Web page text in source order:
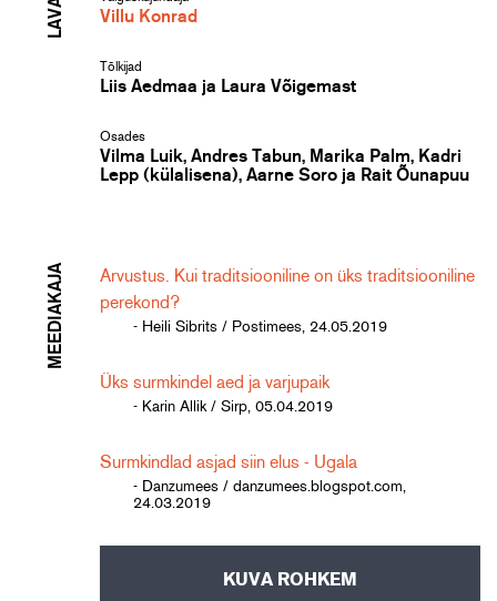
Villu Konrad
Tõlkijad
Liis Aedmaa ja Laura Võigemast
Osades
Vilma Luik, Andres Tabun, Marika Palm, Kadri
Lepp (külalisena), Aarne Soro ja Rait Õunapuu
MEEDIAKAJA
Arvustus. Kui traditsiooniline on üks traditsiooniline
perekond?
- Heili Sibrits / Postimees, 24.05.2019
Üks surmkindel aed ja varjupaik
- Karin Allik / Sirp, 05.04.2019
Surmkindlad asjad siin elus - Ugala
- Danzumees / danzumees.blogspot.com,
24.03.2019
KUVA ROHKEM